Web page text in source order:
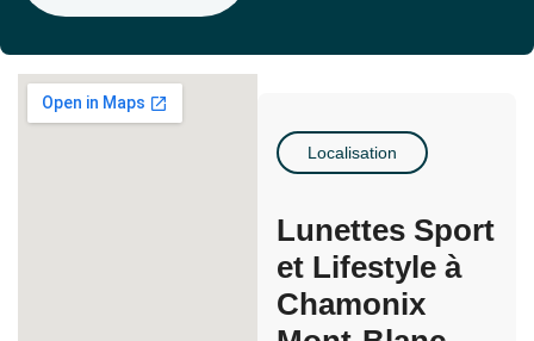
Localisation
Lunettes Sport
et Lifestyle à
Chamonix